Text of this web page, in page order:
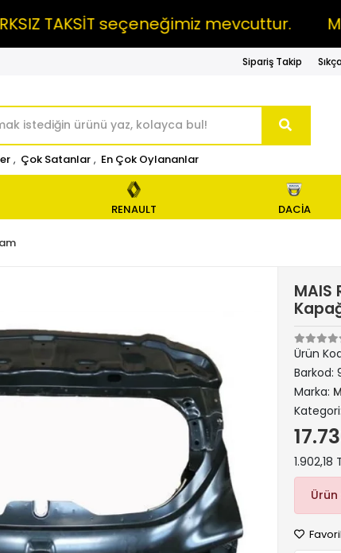
seçeneğimiz mevcuttur. MAIL
Sipariş Takip
, Çok Satanlar , En Çok Oylananlar
RENAULT DACİA
MAIS
Ürün
Barkod:
Marka:
Kategori: